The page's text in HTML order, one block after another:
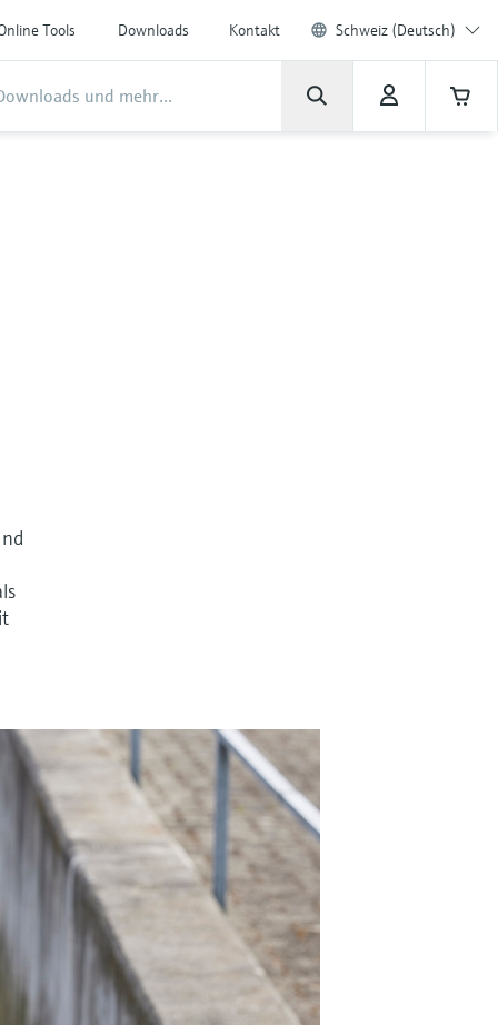
Tools Downloads Kontakt Schweiz (Deutsch)